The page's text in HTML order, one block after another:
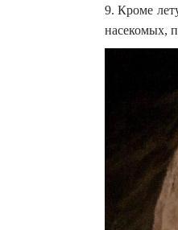
9. Кроме
насекомых,